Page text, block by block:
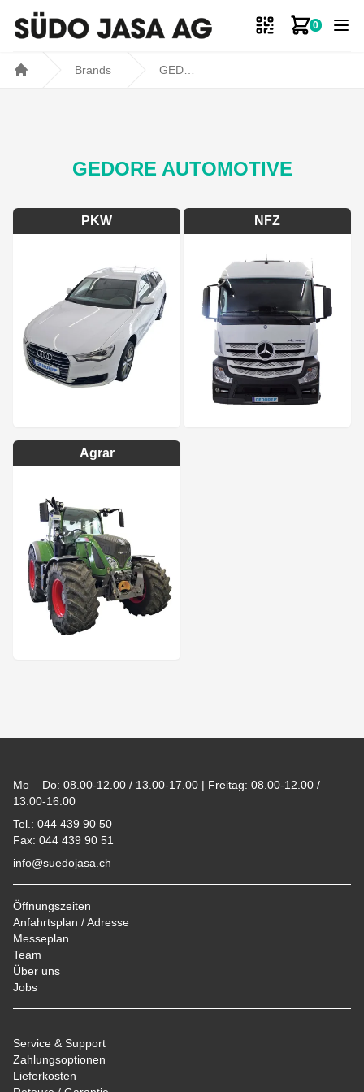
0
Zum
Brands
GEDORE AUTOMOTIVE
PKW NFZ
Agrar
Mo – Do: 08.00-12.00 / 13.00-17.00 | Freitag: 08.00-12.00 /
13.00-16.00
Tel.: 044 439 90 50
Fax: 044 439 90 51
info@suedojasa.ch
Öffnungszeiten
Anfahrtsplan / Adresse
Messeplan
Team
Über uns
Jobs
Service & Support
Zahlungsoptionen
Lieferkosten